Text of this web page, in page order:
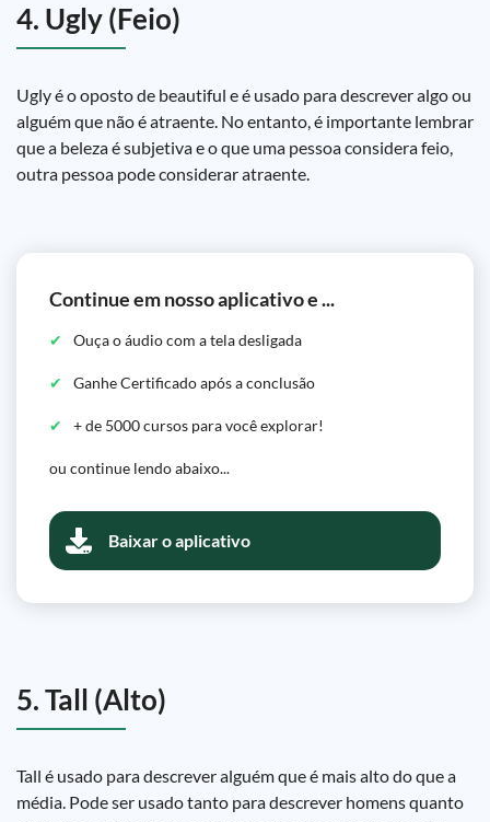
4. Ugly (Feio)
Ugly é o oposto de beautiful e é usado para descrever algo ou
alguém que não é atraente. No entanto, é importante lembrar
que a beleza é subjetiva e o que uma pessoa considera feio,
outra pessoa pode considerar atraente.
Continue em nosso aplicativo e ...
Ouça o áudio com a tela desligada
Ganhe Certificado após a conclusão
+ de 5000 cursos para você explorar!
ou continue lendo abaixo...
Baixar o aplicativo
5. Tall (Alto)
Tall é usado para descrever alguém que é mais alto do que a
média. Pode ser usado tanto para descrever homens quanto